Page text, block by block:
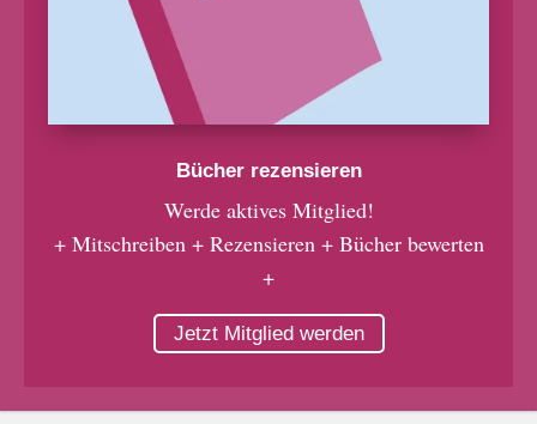
Bücher rezensieren
Werde aktives Mitglied!
+ Mitschreiben + Rezensieren + Bücher bewerten
+
Jetzt Mitglied werden